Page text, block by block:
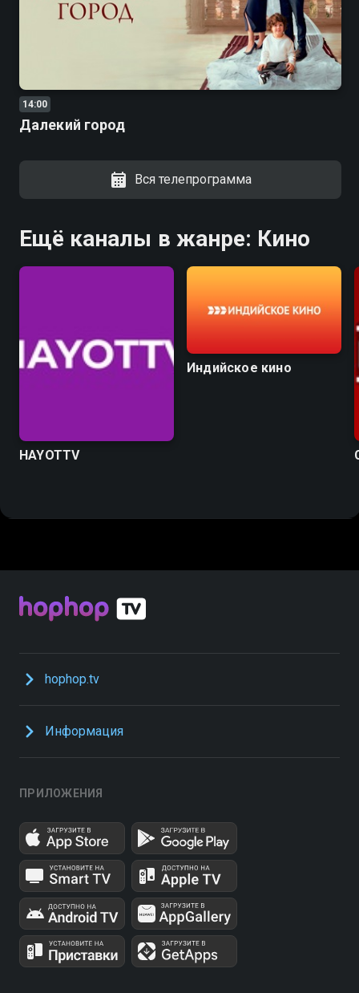
14:00
Далекий город
Вся телепрограмма
Ещё каналы в жанре: Кино
HAYOTTV
Индийское кино
hophop.tv
Информация
ПРИЛОЖЕНИЯ